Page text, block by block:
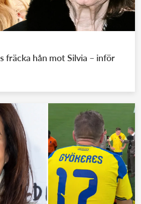
fräcka hån mot Silvia – inför